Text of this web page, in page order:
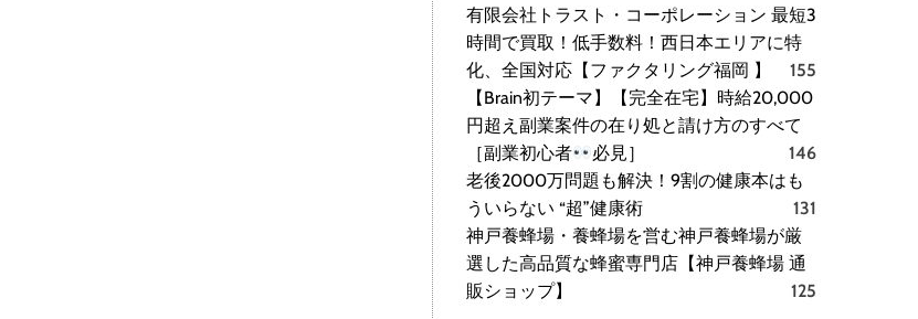
有限会社トラスト・コーポレーション 最短3
時間で買取！低手数料！西日本エリアに特
化、全国対応【ファクタリング福岡 】
155
【Brain初テーマ】【完全在宅】時給20,000
円超え副業案件の在り処と請け方のすべて
［副業初心者
必見］
146
老後2000万問題も解決！9割の健康本はも
ういらない “超”健康術
131
神戸養蜂場・養蜂場を営む神戸養蜂場が厳
選した高品質な蜂蜜専門店【神戸養蜂場 通
販ショップ】
125